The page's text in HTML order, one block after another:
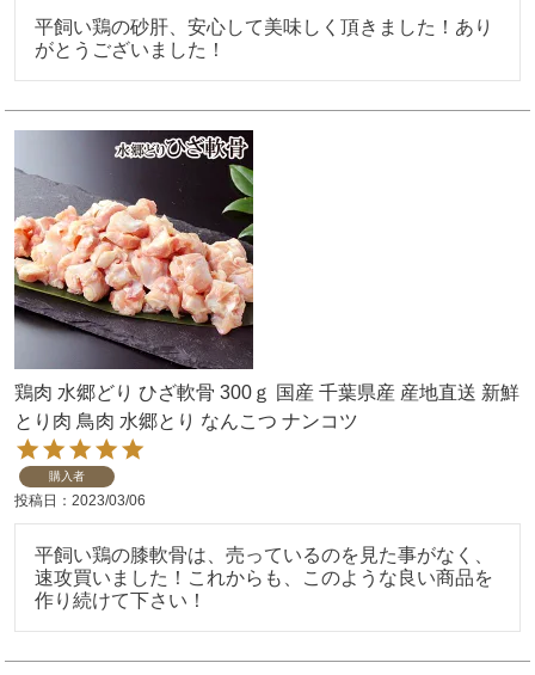
平飼い鶏の砂肝、安心して美味しく頂きました！あり
がとうございました！
鶏肉 水郷どり ひざ軟骨 300ｇ 国産 千葉県産 産地直送 新鮮
とり肉 鳥肉 水郷とり なんこつ ナンコツ
購入者
投稿日 2023/03/06
平飼い鶏の膝軟骨は、売っているのを見た事がなく、
速攻買いました！これからも、このような良い商品を
作り続けて下さい！